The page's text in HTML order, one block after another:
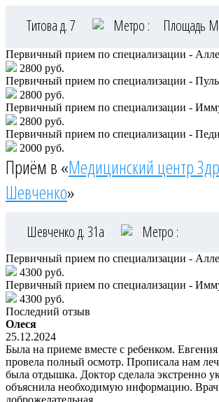
Титова д. 7 Метро : Площадь
Первичный прием по специализации -
2800 руб.
Первичный прием по специализации -
2800 руб.
Первичный прием по специализации -
2800 руб.
Первичный прием по специализации -
2000 руб.
Приём в «Медицинский центр
Шевченко»
Шевченко д. 31а Метро :
Первичный прием по специализации -
4300 руб.
Первичный прием по специализации -
4300 руб.
Последний отзыв
Олеся
25.12.2024
Была на приеме вместе с ребенком.
провела полный осмотр. Прописала нам
была отдышка. Доктор сделала экстренно
объяснила необходимую информацию. Врач